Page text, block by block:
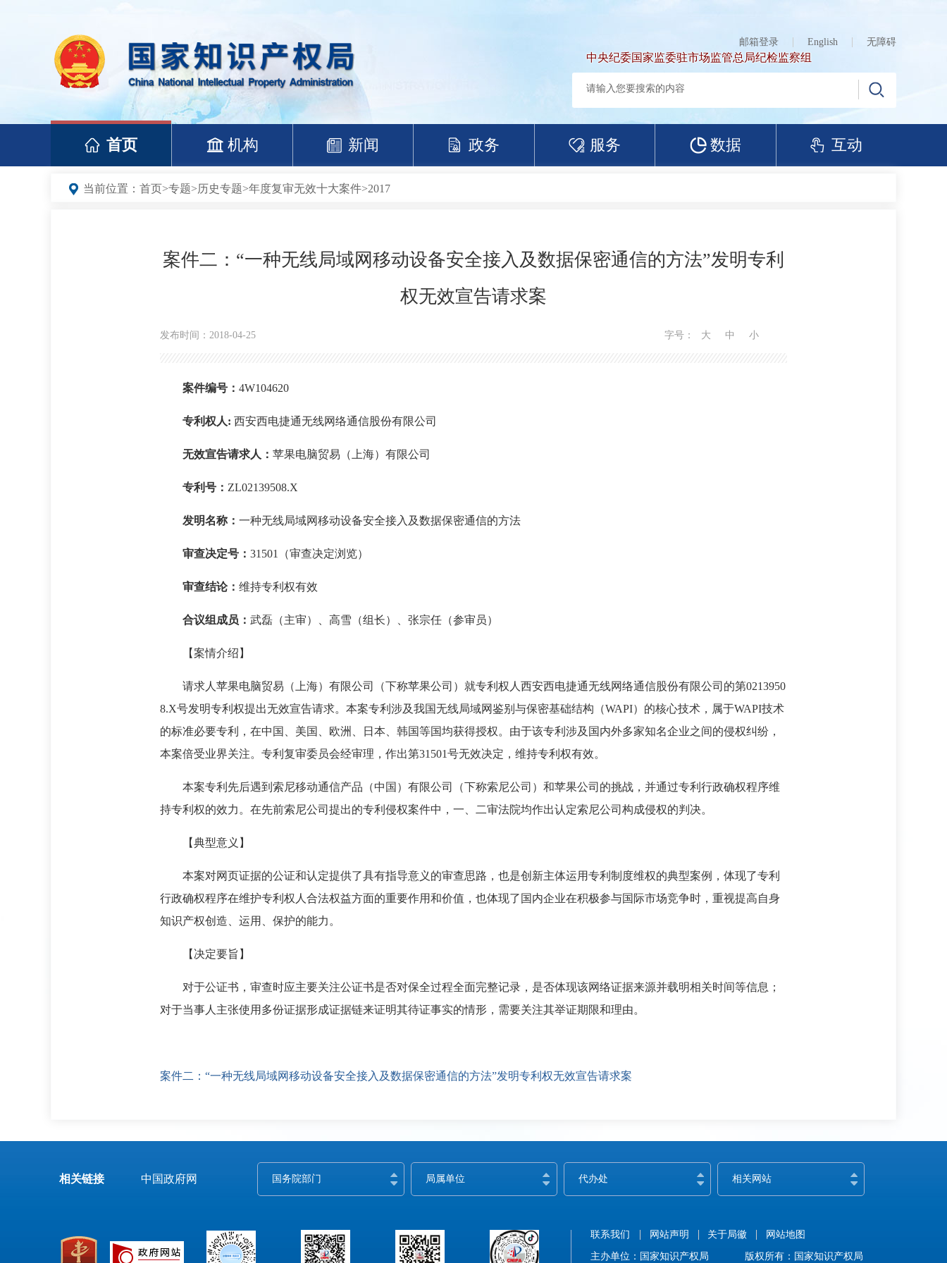
邮箱登录 English 无障碍
中央纪委国家监委驻市场监管总局纪检监察组
首页 机构 新闻 政务 服务 数据 互动
当前位置： 首页>专题>历史专题>年度复审无效十大案件>2017
案件二：“一种无线局域网移动设备安全接入及数据保密通信的方法”发明专利
权无效宣告请求案
发布时间：2018-04-25 字号： 大 中 小
案件编号： 4W104620
专利权人: 西安西电捷通无线网络通信股份有限公司
无效宣告请求人： 苹果电脑贸易（上海）有限公司
专利号： ZL02139508.X
发明名称： 一种无线局域网移动设备安全接入及数据保密通信的方法
审查决定号： 31501（审查决定浏览）
审查结论： 维持专利权有效
合议组成员： 武磊（主审）、高雪（组长）、张宗任（参审员）
【案情介绍】
请求人苹果电脑贸易（上海）有限公司（下称苹果公司）就专利权人西安西电捷通无线网络通信股份有限公司的第0213950
8.X号发明专利权提出无效宣告请求。本案专利涉及我国无线局域网鉴别与保密基础结构（WAPI）的核心技术，属于WAPI技术
的标准必要专利，在中国、美国、欧洲、日本、韩国等国均获得授权。由于该专利涉及国内外多家知名企业之间的侵权纠纷，
本案倍受业界关注。专利复审委员会经审理，作出第31501号无效决定，维持专利权有效。
本案专利先后遇到索尼移动通信产品（中国）有限公司（下称索尼公司）和苹果公司的挑战，并通过专利行政确权程序维
持专利权的效力。在先前索尼公司提出的专利侵权案件中，一、二审法院均作出认定索尼公司构成侵权的判决。
【典型意义】
本案对网页证据的公证和认定提供了具有指导意义的审查思路，也是创新主体运用专利制度维权的典型案例，体现了专利
行政确权程序在维护专利权人合法权益方面的重要作用和价值，也体现了国内企业在积极参与国际市场竞争时，重视提高自身
知识产权创造、运用、保护的能力。
【决定要旨】
对于公证书，审查时应主要关注公证书是否对保全过程全面完整记录，是否体现该网络证据来源并载明相关时间等信息；
对于当事人主张使用多份证据形成证据链来证明其待证事实的情形，需要关注其举证期限和理由。
案件二：“一种无线局域网移动设备安全接入及数据保密通信的方法”发明专利权无效宣告请求案
相关链接 中国政府网 国务院部门 局属单位 代办处 相关网站
联系我们 网站声明 关于局徽 网站地图
主办单位：国家知识产权局 版权所有：国家知识产权局